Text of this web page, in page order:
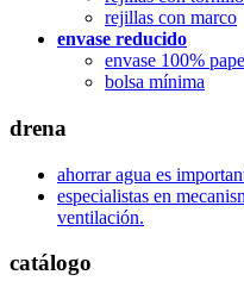
rejillas con marco
envase reducido
envase 100%
bolsa mínima
drena
ahorrar agua es
especialistas en
ventilación.
catálogo